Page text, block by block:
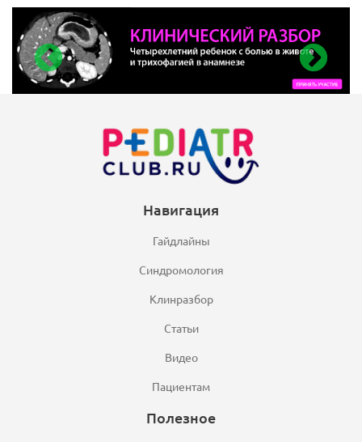
Навигация
Гайдлайны
Синдромология
Клинразбор
Статьи
Видео
Пациентам
Полезное